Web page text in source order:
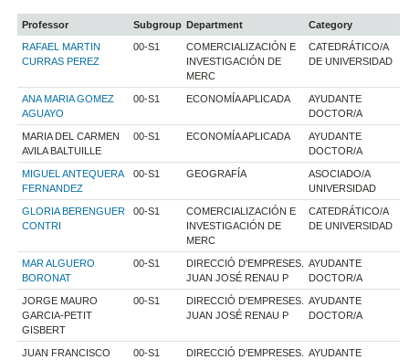
Professor Subgroup Department
Category
RAFAEL MARTIN
CURRAS PEREZ
00-S1
COMERCIALIZACIÓN E
INVESTIGACIÓN DE
MERC
CATEDRÁTICO/A
DE UNIVERSIDAD
ANA MARIA GOMEZ
AGUAYO
00-S1 ECONOMÍA APLICADA
AYUDANTE
DOCTOR/A
MARIA DEL CARMEN
AVILA BALTUILLE
00-S1 ECONOMÍA APLICADA
AYUDANTE
DOCTOR/A
MIGUEL ANTEQUERA
FERNANDEZ
00-S1 GEOGRAFÍA
ASOCIADO/A
UNIVERSIDAD
GLORIA BERENGUER
CONTRI
00-S1
COMERCIALIZACIÓN E
INVESTIGACIÓN DE
MERC
CATEDRÁTICO/A
DE UNIVERSIDAD
MAR ALGUERO
BORONAT
00-S1
DIRECCIÓ D'EMPRESES.
JUAN JOSÉ RENAU P
AYUDANTE
DOCTOR/A
JORGE MAURO
GARCIA-PETIT
GISBERT
00-S1
DIRECCIÓ D'EMPRESES.
JUAN JOSÉ RENAU P
AYUDANTE
DOCTOR/A
JUAN FRANCISCO
00-S1
DIRECCIÓ D'EMPRESES.
AYUDANTE